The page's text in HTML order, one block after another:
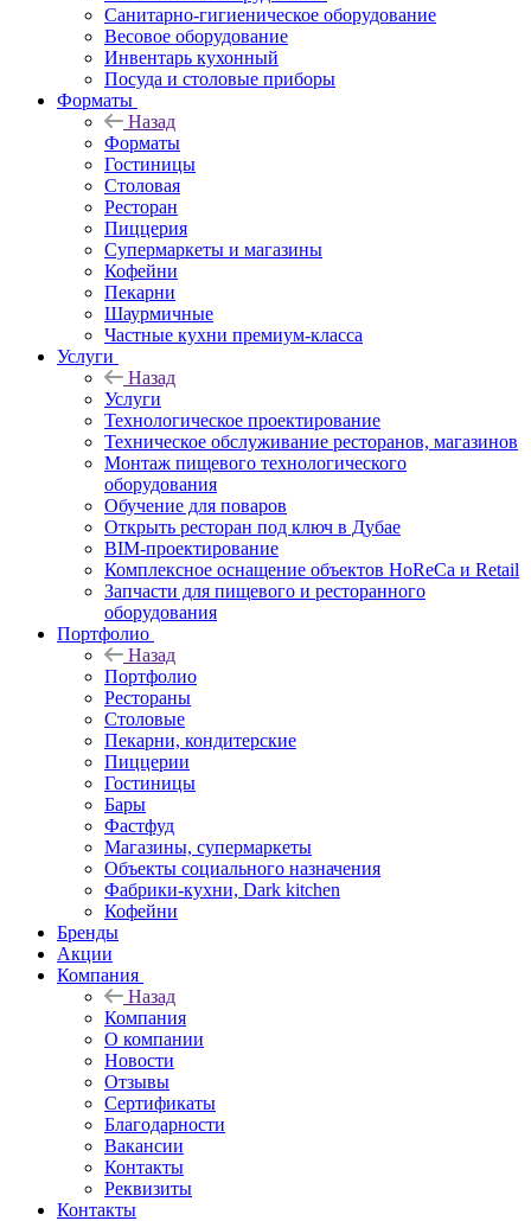
Санитарно-гигиеническое оборудование
Весовое оборудование
Инвентарь кухонный
Посуда и столовые приборы
Форматы
Назад
Форматы
Гостиницы
Столовая
Ресторан
Пиццерия
Супермаркеты и магазины
Кофейни
Пекарни
Шаурмичные
Частные кухни премиум-класса
Услуги
Назад
Услуги
Технологическое проектирование
Техническое обслуживание ресторанов, магазинов
Монтаж пищевого технологического
оборудования
Обучение для поваров
Открыть ресторан под ключ в Дубае
BIM-проектирование
Комплексное оснащение объектов HoReCa и Retail
Запчасти для пищевого и ресторанного
оборудования
Портфолио
Назад
Портфолио
Рестораны
Столовые
Пекарни, кондитерские
Пиццерии
Гостиницы
Бары
Фастфуд
Магазины, супермаркеты
Объекты социального назначения
Фабрики-кухни, Dark kitchen
Кофейни
Бренды
Акции
Компания
Назад
Компания
О компании
Новости
Отзывы
Сертификаты
Благодарности
Вакансии
Контакты
Реквизиты
Контакты